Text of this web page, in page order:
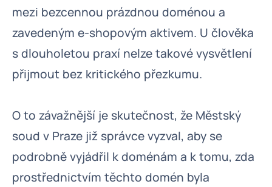
mezi bezcennou prázdnou doménou a
zavedeným e-shopovým aktivem. U člověka
s dlouholetou praxí nelze takové vysvětlení
přijmout bez kritického přezkumu.
O to závažnější je skutečnost, že Městský
soud v Praze již správce vyzval, aby se
podrobně vyjádřil k doménám a k tomu, zda
prostřednictvím těchto domén byla